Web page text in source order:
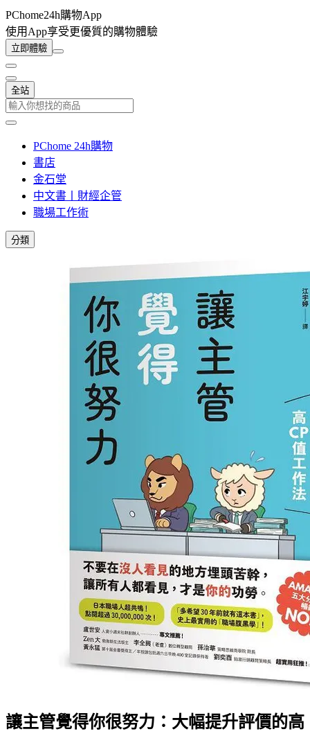
PChome24h購物App
使用App享受更優質的購物體驗
立即體驗
全站
PChome 24h購物
書店
金石堂
中文書丨財經企管
職場工作術
分類
讓主管覺得你很努力：大幅提升評價的高